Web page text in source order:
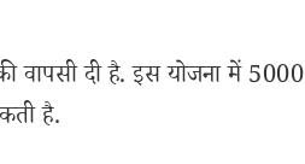
वापसी दी है. इस योजना में 5000
है.